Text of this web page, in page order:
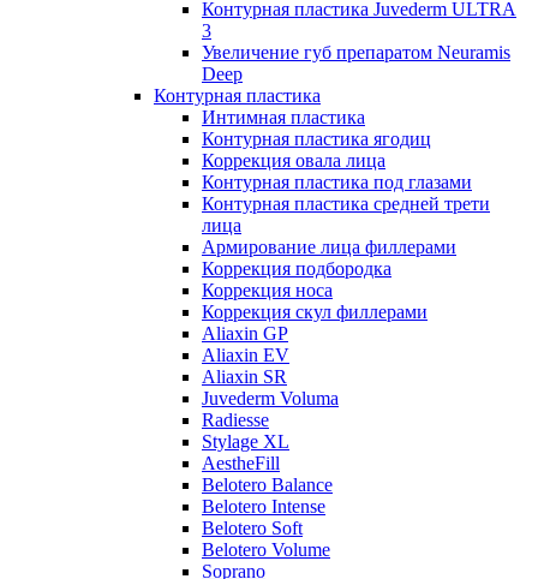
Контурная пластика Juvederm ULTRA
3
Увеличение губ препаратом Neuramis
Deep
Контурная пластика
Интимная пластика
Контурная пластика ягодиц
Коррекция овала лица
Контурная пластика под глазами
Контурная пластика средней трети
лица
Армирование лица филлерами
Коррекция подбородка
Коррекция носа
Коррекция скул филлерами
Aliaxin GP
Aliaxin EV
Aliaxin SR
Juvederm Voluma
Radiesse
Stylage XL
AestheFill
Belotero Balance
Belotero Intense
Belotero Soft
Belotero Volume
Soprano